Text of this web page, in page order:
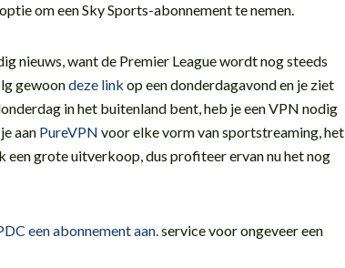
om een Sky Sports-abonnement te nemen.
nieuws, want de Premier League wordt nog steeds
gewoondeze link op een donderdagavond en je ziet
in het buitenland bent, heb je een VPN nodig
aan PureVPN voor elke vorm van sportstreaming, het
grote uitverkoop, dus profiteer ervan nu het nog
een abonnement aan.service voor ongeveer een